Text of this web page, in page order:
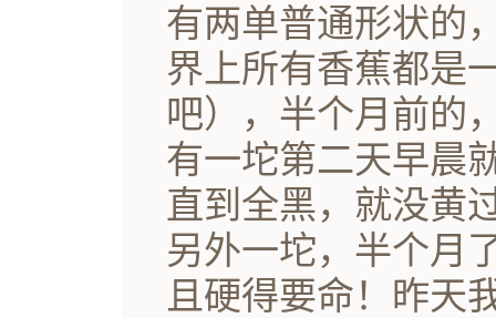
有两单普通形状的
界上所有香蕉都是
吧），半个月前的
有一坨第二天早晨
直到全黑，就没黄
另外一坨，半个月
且硬得要命！昨天